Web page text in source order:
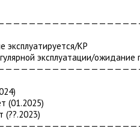
эксплуатируется/КР
эксплуатации/ожидание
(01.2025)
(??.2023)